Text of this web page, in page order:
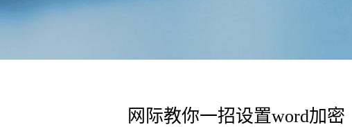
网际教你一招设置word加密